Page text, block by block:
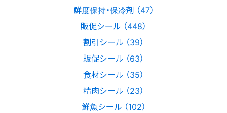
鮮度保持・保冷剤 （47）
販促シール （448）
割引シール （39）
販促シール （63）
食材シール （35）
精肉シール （23）
鮮魚シール （102）